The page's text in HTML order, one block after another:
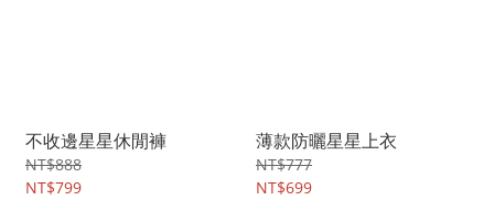
不收邊星星休閒褲
NT$888
NT$799
薄款防曬星星上衣
NT$777
NT$699